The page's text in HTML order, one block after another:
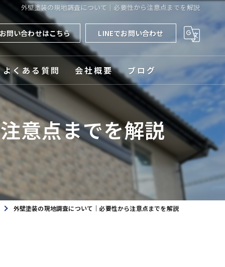
外壁塗装の現地調査について｜必要性から注意点までを解説
問い合わせはこちら LINEでお問い合わせ
よくある質問 会社概要
対応エリア
ブログ
意点までを解説
外壁塗装の現地調査について｜必要性から注意点までを解説